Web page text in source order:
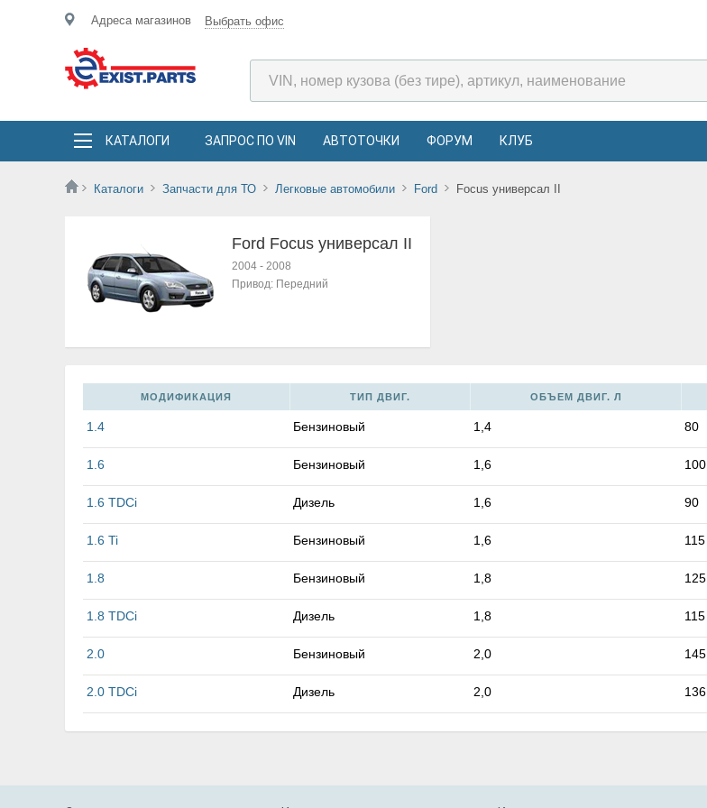
Адреса магазинов Выбрать офис
КАТАЛОГИ ЗАПРОС ПО VIN АВТОТОЧКИ ФОРУМ КЛУБ
Каталоги Запчасти для ТО Легковые автомобили Ford Focus универсал II
Ford Focus универсал II
2004 - 2008
Привод: Передний
МОДИФИКАЦИЯ ТИП ДВИГ. ОБЪЕМ ДВИГ. Л
1.4 Бензиновый 1,4 80
1.6 Бензиновый 1,6 100
1.6 TDCi Дизель 1,6 90
1.6 Ti Бензиновый 1,6 115
1.8 Бензиновый 1,8 125
1.8 TDCi Дизель 1,8 115
2.0 Бензиновый 2,0 145
2.0 TDCi Дизель 2,0 136